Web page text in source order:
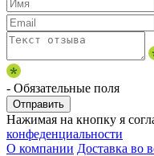
- Обязательные поля
Отправить
Нажимая на кнопку я
конфеденциальности
О компании Доставка во